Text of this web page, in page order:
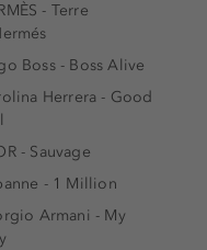
- Terre
Boss - Boss Alive
Herrera - Good
- Sauvage
- 1 Million
Armani - My